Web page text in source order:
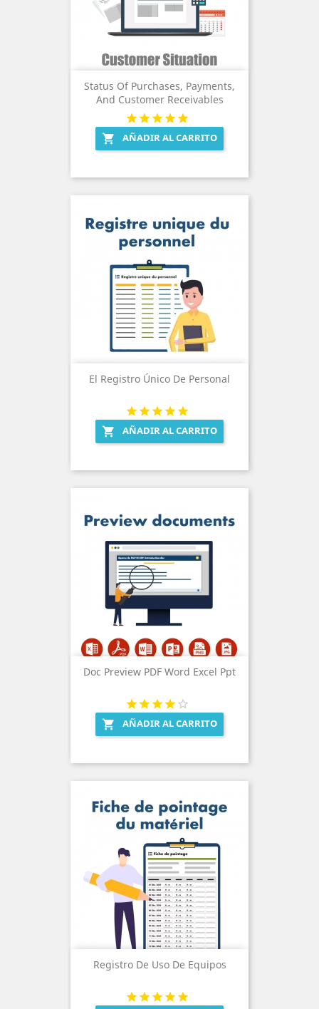
Status Of Purchases, Payments,
And Customer Receivables
 AÑADIR AL CARRITO
El Registro Único De Personal
 AÑADIR AL CARRITO
Doc Preview PDF Word Excel Ppt
 AÑADIR AL CARRITO
Registro De Uso De Equipos